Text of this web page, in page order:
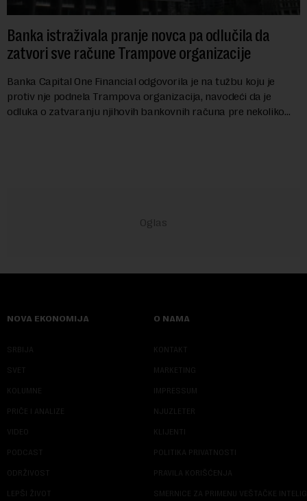
Banka istraživala pranje novca pa odlučila da
zatvori sve račune Trampove organizacije
Banka Capital One Financial odgovorila je na tužbu koju je
protiv nje podnela Trampova organizacija, navodeći da je
odluka o zatvaranju njihovih bankovnih računa pre nekoliko
NOVA EKONOMIJA
SRBIJA
SVET
KOLUMNE
PRIČE I ANALIZE
VIDEO
PODCAST
ODRŽIVOST
LEPŠI ŽIVOT
O NAMA
KONTAKT
MARKETING
IMPRESSUM
NJUZLETER
KLIJENTI
POLITIKA PRIVATNOSTI
PRAVILA KORIŠĆENJA
SMERNICE ZA PRIMENU VEŠTAČKE